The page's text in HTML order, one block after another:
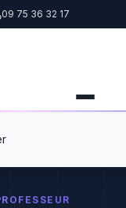
09 75 36 32 17